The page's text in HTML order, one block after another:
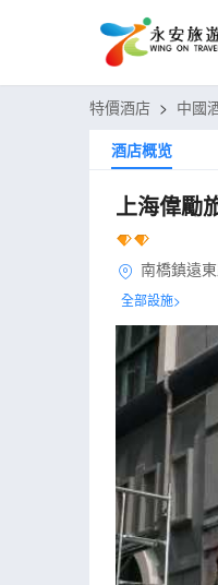
特價酒店 > 中國
酒店概览
上海偉勵
南橋鎮遠
全部設施>